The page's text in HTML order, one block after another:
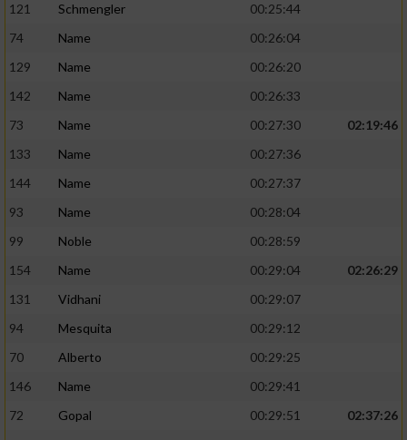
121
Schmengler
00:25:44
74
Name
00:26:04
129
Name
00:26:20
142
Name
00:26:33
73
Name 00:27:30
02:19:46
133
Name
00:27:36
144
Name
00:27:37
93
Name
00:28:04
99
Noble
00:28:59
154
Name 00:29:04
02:26:29
131
Vidhani
00:29:07
94
Mesquita
00:29:12
70
Alberto
00:29:25
146
Name
00:29:41
72
Gopal 00:29:51
02:37:26